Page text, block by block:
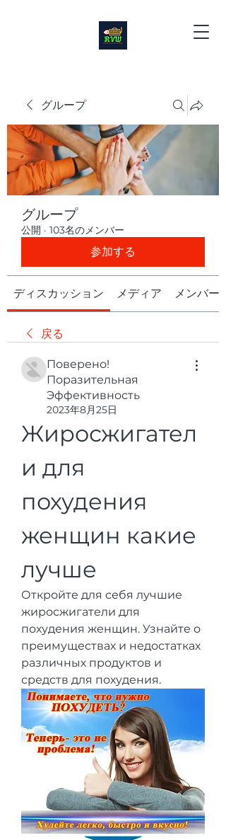
グループ
グループ
公開 · 103名のメンバー
参加する
ディスカッション メディア メンバー
戻る
Поверено!
Поразительная
Эффективность
2023年8月25日
Жиросжигател
и для
похудения
женщин какие
лучше
Откройте для себя лучшие
жиросжигатели для
похудения женщин. Узнайте о
преимуществах и недостатках
различных продуктов и
средств для похудения.